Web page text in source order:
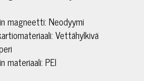
magneetti: Neodyymi
Vettähylkivä
materiaali: PEI